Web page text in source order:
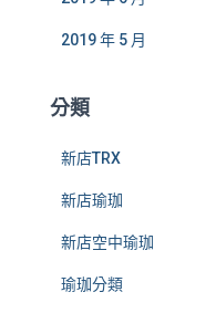
2019 年 5 月
分類
新店TRX
新店瑜珈
新店空中瑜珈
瑜珈分類